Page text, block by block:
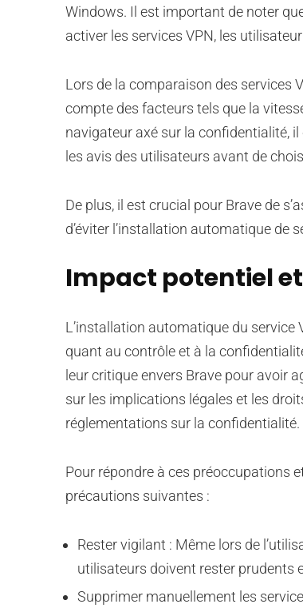
Windows. Il est important de noter
activer les services VPN, les
Lors de la comparaison des services
compte des facteurs tels que la
navigateur axé sur la confidentialité,
les avis des utilisateurs avant de
De plus, il est crucial pour Brave de
d’éviter l’installation automatique de
Impact potentiel
L’installation automatique du service
quant au contrôle et à la
leur critique envers Brave pour avoir
sur les implications légales et les
réglementations sur la confidentialité.
Pour répondre à ces préoccupations
précautions suivantes :
Rester vigilant : Même lors de
utilisateurs doivent rester prudents
Supprimer manuellement les